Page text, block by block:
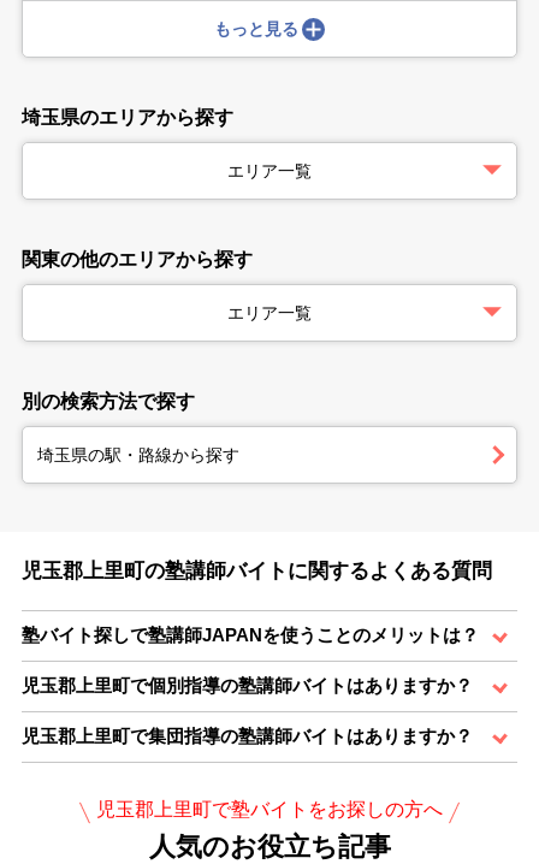
もっと見る
埼玉県のエリアから探す
エリア一覧
関東の他のエリアから探す
エリア一覧
別の検索方法で探す
埼玉県の駅・路線から探す
児玉郡上里町の塾講師バイトに関するよくある質問
塾バイト探しで塾講師JAPANを使うことのメリットは？
児玉郡上里町で個別指導の塾講師バイトはありますか？
児玉郡上里町で集団指導の塾講師バイトはありますか？
児玉郡上里町で塾バイトをお探しの方へ
人気のお役立ち記事